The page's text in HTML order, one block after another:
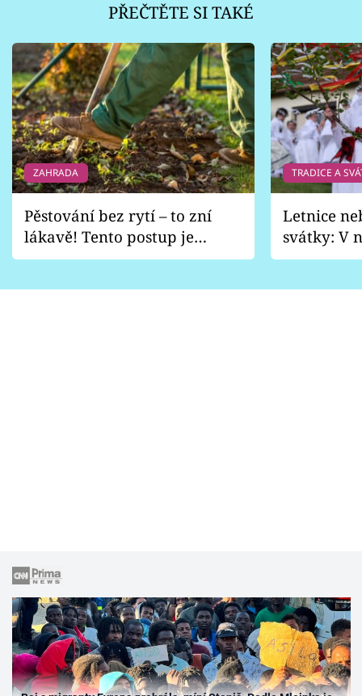
PŘEČTĚTE SI TAKÉ
ZAHRADA
Pěstování bez rytí – to zní
lákavě! Tento postup je
vhodný jen pro některé
TRADICE A
Letnice
svátky: V
pondělí